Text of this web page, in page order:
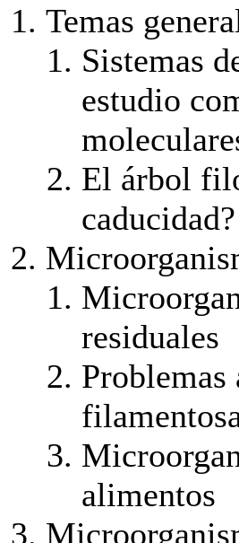
Temas
Sistemas
estudio
El árbol
caducidad?
residuales
Problemas
alimentos